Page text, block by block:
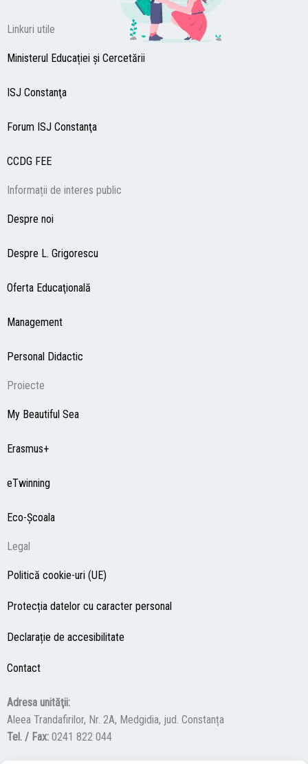
Linkuri utile
Ministerul Educației și Cercetării
ISJ Constanţa
Forum ISJ Constanţa
CCDG FEE
Informații de interes public
Despre noi
Despre L. Grigorescu
Oferta Educaţională
Management
Personal Didactic
Proiecte
My Beautiful Sea
Erasmus+
eTwinning
Eco-Şcoala
Legal
Politică cookie-uri (UE)
Protecția datelor cu caracter personal
Declarație de accesibilitate
Contact
Adresa unităţii:
Aleea Trandafirilor, Nr. 2A, Medgidia, jud. Constanța
Tel. / Fax: 0241 822 044